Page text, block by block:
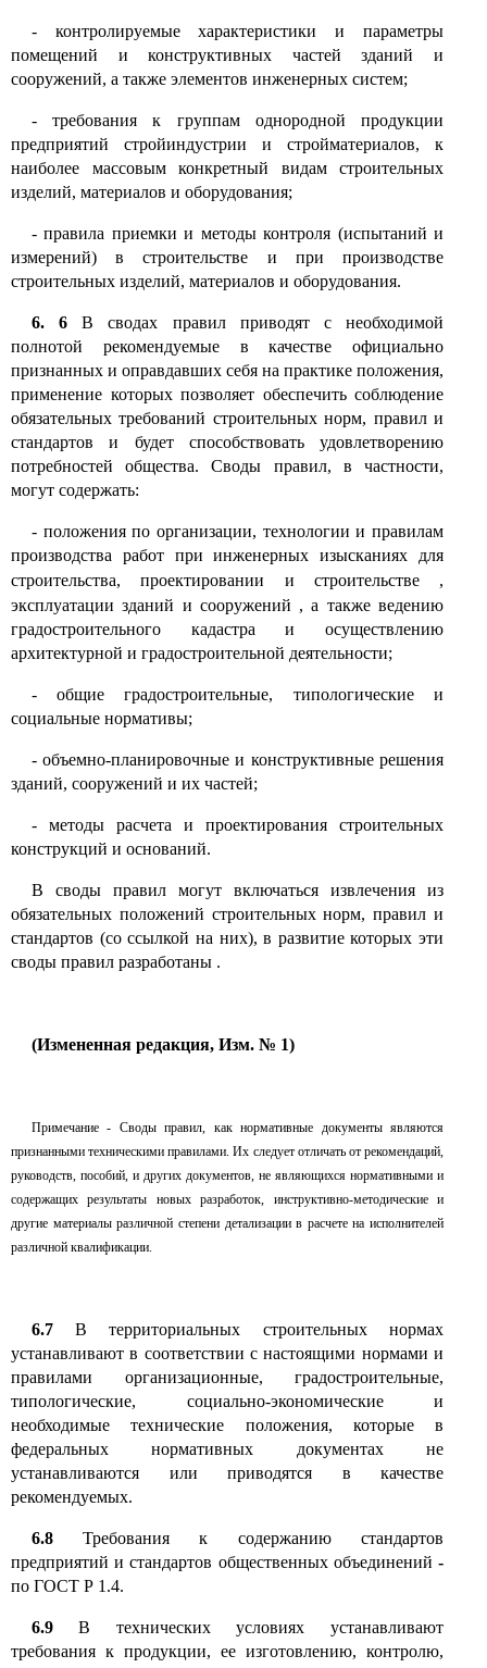
-контролируемые характеристики и параметры
помещений и конструктивных частей зданий и
сооружений, а также элементов инженерных систем;
-требования к группам однородной продукции
предприятий стройиндустрии и стройматериалов, к
наиболее массовым конкретный видам строительных
изделий, материалов и оборудования;
-правила приемки и методы контроля (испытаний и
измерений) в строительстве и при производстве
строительных изделий, материалов и оборудования.
6.6В сводах правил приводят с необходимой
полнотой рекомендуемые в качестве официально
признанных и оправдавших себя на практике положения,
применение которых позволяет обеспечить соблюдение
обязательных требований строительных норм, правил и
стандартов и будет способствовать удовлетворению
потребностей общества. Своды правил, в частности,
могут содержать:
-положения по организации, технологии и правилам
производства работ при инженерных изысканиях для
строительства, проектировании и строительстве
,
эксплуатации зданий и сооружений , а также ведению
градостроительного кадастра и осуществлению
архитектурной и градостроительной деятельности;
-общие градостроительные, типологические и
социальные нормативы;
-объемно-планировочные и конструктивные решения
зданий, сооружений и их частей;
-методы расчета и проектирования строительных
конструкций и оснований.
В своды правил могут включаться извлечения из
обязательных положений строительных норм, правил и
стандартов (со ссылкой на них), в развитие которых эти
своды правил разработаны .
(Измененная редакция, Изм. № 1)
Примечание- Своды правил, как нормативные документы являются
признанными техническими правилами. Их следует отличать от рекомендаций,
руководств, пособий, и других документов, не являющихся нормативными и
содержащих результаты новых разработок, инструктивно-методические и
другие материалы различной степени детализации в расчете на исполнителей
различной квалификации.
6.7
В территориальных строительных нормах
устанавливают в соответствии с настоящими нормами и
правилами организационные, градостроительные,
типологические, социально-экономические и
необходимые технические положения, которые в
федеральных нормативных документах не
устанавливаются или приводятся в качестве
рекомендуемых.
6.8
Требования к содержанию стандартов
предприятий и стандартов общественных объединений -
по ГОСТ Р 1.4.
6.9
В технических условиях устанавливают
требования к продукции, ее изготовлению, контролю,